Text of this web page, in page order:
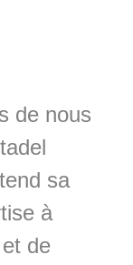
de nous
sa
à
de